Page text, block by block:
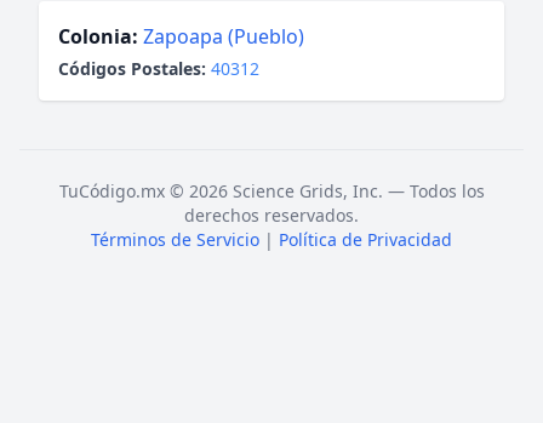
Colonia: Zapoapa (Pueblo)
Códigos Postales: 40312
TuCódigo.mx © 2026 Science Grids, Inc. — Todos los
derechos reservados.
Términos de Servicio | Política de Privacidad